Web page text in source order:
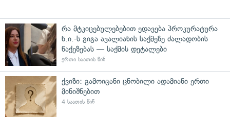
რა მტკიცებულებებით ედავება პროკურატურა
ნ.ი.-ს გიგა ავალიანის საქმეზე ძალადობის
წაქეზებას — საქმის დეტალები
ერთი საათის წინ
ქვიზი: გამოიცანი ცნობილი ადამიანი ერთი
მინიშნებით
4 საათის წინ